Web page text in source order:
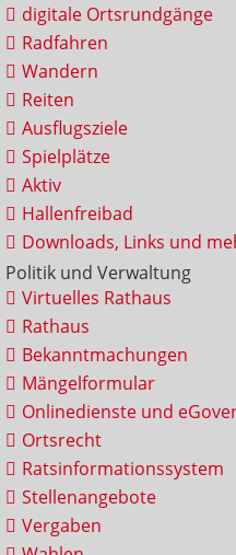
digitale Ortsrundgänge
Radfahren
Wandern
Reiten
Ausflugsziele
Spielplätze
Aktiv
Hallenfreibad
Downloads, Links und
Politik und Verwaltung
Virtuelles Rathaus
Rathaus
Bekanntmachungen
Mängelformular
Onlinedienste und
Ortsrecht
Ratsinformationssystem
Stellenangebote
Vergaben